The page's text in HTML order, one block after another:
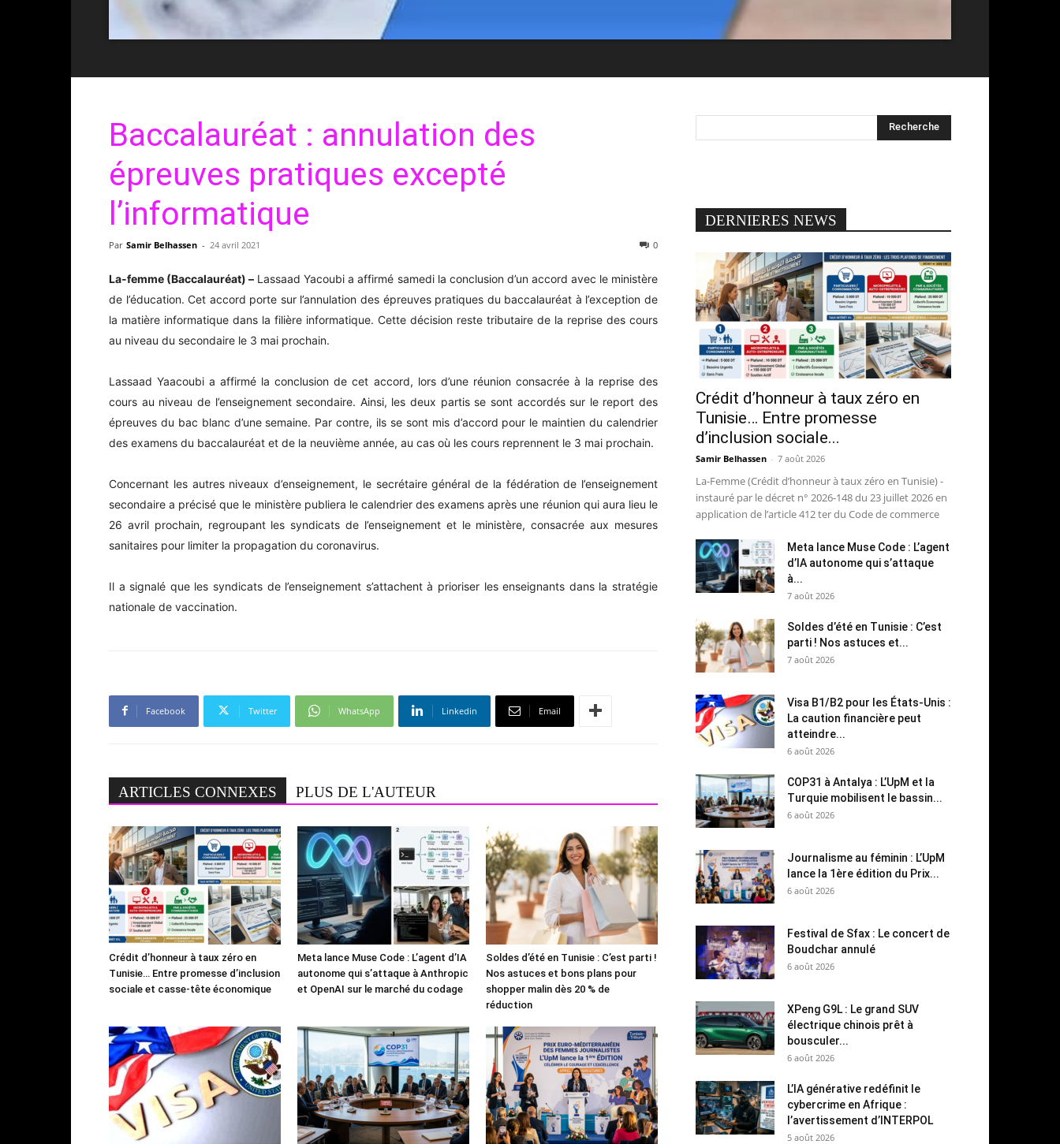
Baccalauréat : annulation des
épreuves pratiques excepté
l’informatique
Par Samir Belhassen - 24 avril 2021 0
La-femme (Baccalauréat) – Lassaad Yacoubi a affirmé samedi la conclusion d’un accord avec le ministère
de l’éducation. Cet accord porte sur l’annulation des épreuves pratiques du baccalauréat à l’exception de
la matière informatique dans la filière informatique. Cette décision reste tributaire de la reprise des cours
au niveau du secondaire le 3 mai prochain.
Lassaad Yaacoubi a affirmé la conclusion de cet accord, lors d’une réunion consacrée à la reprise des
cours au niveau de l’enseignement secondaire. Ainsi, les deux partis se sont accordés sur le report des
épreuves du bac blanc d’une semaine. Par contre, ils se sont mis d’accord pour le maintien du calendrier
des examens du baccalauréat et de la neuvième année, au cas où les cours reprennent le 3 mai prochain.
Concernant les autres niveaux d’enseignement, le secrétaire général de la fédération de l’enseignement
secondaire a précisé que le ministère publiera le calendrier des examens après une réunion qui aura lieu le
26 avril prochain, regroupant les syndicats de l’enseignement et le ministère, consacrée aux mesures
sanitaires pour limiter la propagation du coronavirus.
Il a signalé que les syndicats de l’enseignement s’attachent à prioriser les enseignants dans la stratégie
nationale de vaccination.
Facebook Twitter WhatsApp Linkedin Email
ARTICLES CONNEXES PLUS DE L'AUTEUR
Crédit d’honneur à taux zéro en
Tunisie… Entre promesse d’inclusion
sociale et casse-tête économique
Meta lance Muse Code : L’agent d’IA
autonome qui s’attaque à Anthropic
et OpenAI sur le marché du codage
Soldes d’été en Tunisie : C’est parti !
Nos astuces et bons plans pour
shopper malin dès 20 % de
réduction
DERNIERES NEWS
Crédit d’honneur à taux zéro en
Tunisie… Entre promesse
d’inclusion sociale...
Samir Belhassen - 7 août 2026
La-Femme (Crédit d’honneur à taux zéro en Tunisie) -
instauré par le décret n° 2026-148 du 23 juillet 2026 en
application de l’article 412 ter du Code de commerce
Meta lance Muse Code : L’agent
d’IA autonome qui s’attaque
à...
7 août 2026
Soldes d’été en Tunisie : C’est
parti ! Nos astuces et...
7 août 2026
Visa B1/B2 pour les États-Unis :
La caution financière peut
atteindre...
6 août 2026
COP31 à Antalya : L’UpM et la
Turquie mobilisent le bassin...
6 août 2026
Journalisme au féminin : L’UpM
lance la 1ère édition du Prix...
6 août 2026
Festival de Sfax : Le concert de
Boudchar annulé
6 août 2026
XPeng G9L : Le grand SUV
électrique chinois prêt à
bousculer...
6 août 2026
L’IA générative redéfinit le
cybercrime en Afrique :
l’avertissement d’INTERPOL
5 août 2026